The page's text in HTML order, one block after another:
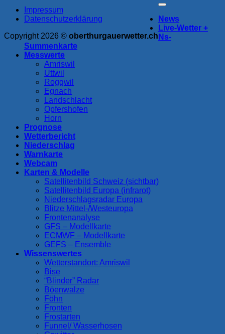
Impressum
Datenschutzerklärung
Copyright 2026 © oberthurgauerwetter.ch
News
Live-Wetter +
Ns-
Summenkarte
Messwerte
Amriswil
Uttwil
Roggwil
Egnach
Landschlacht
Opfershofen
Horn
Prognose
Wetterbericht
Niederschlag
Warnkarte
Webcam
Karten & Modelle
Satellitenbild Schweiz (sichtbar)
Satellitenbild Europa (infrarot)
Niederschlagsradar Europa
Blitze Mittel-/Westeuropa
Frontenanalyse
GFS – Modellkarte
ECMWF – Modellkarte
GEFS – Ensemble
Wissenswertes
Wetterstandort: Amriswil
Bise
“Blinder” Radar
Böenwalze
Föhn
Fronten
Frostarten
Funnel/ Wasserhosen